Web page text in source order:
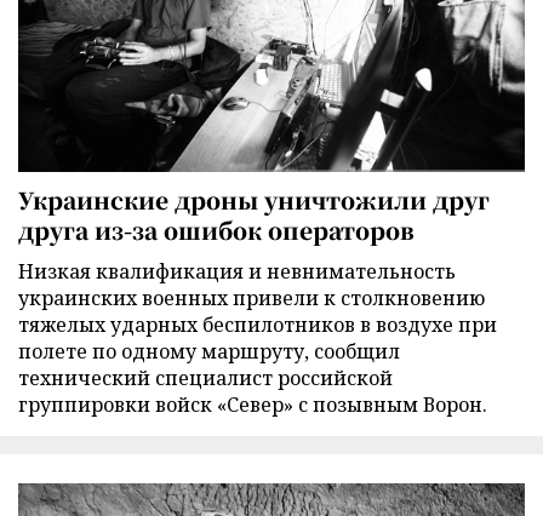
Украинские дроны уничтожили друг
друга из-за ошибок операторов
Низкая квалификация и невнимательность
украинских военных привели к столкновению
тяжелых ударных беспилотников в воздухе при
полете по одному маршруту, сообщил
технический специалист российской
группировки войск «Север» с позывным Ворон.